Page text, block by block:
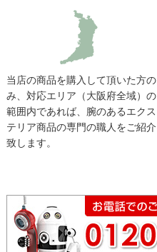
当店の商品を購入して頂いた方の
み、対応エリア（大阪府全域）の
範囲内であれば、腕のあるエクス
テリア商品の専門の職人をご紹介
致します。